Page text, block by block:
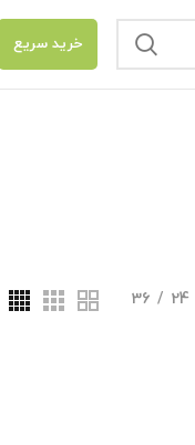
خرید سریع
24
36